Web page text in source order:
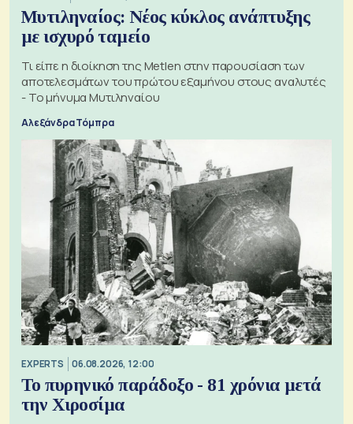
Μυτιληναίος: Νέος κύκλος ανάπτυξης
με ισχυρό ταμείο
Τι είπε η διοίκηση της Metlen στην παρουσίαση των
αποτελεσμάτων του πρώτου εξαμήνου στους αναλυτές
- Το μήνυμα Μυτιληναίου
Αλεξάνδρα Τόμπρα
EXPERTS 06.08.2026, 12:00
Το πυρηνικό παράδοξο - 81 χρόνια μετά
την Χιροσίμα